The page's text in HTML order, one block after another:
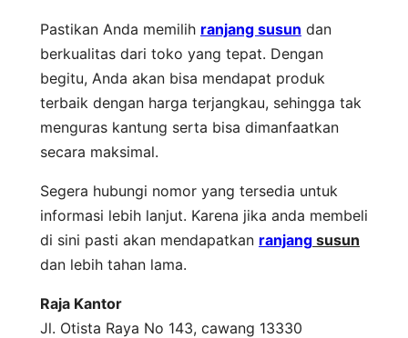
Pastikan Anda memilih ranjang susun dan
berkualitas dari toko yang tepat. Dengan
begitu, Anda akan bisa mendapat produk
terbaik dengan harga terjangkau, sehingga tak
menguras kantung serta bisa dimanfaatkan
secara maksimal.
Segera hubungi nomor yang tersedia untuk
informasi lebih lanjut. Karena jika anda membeli
di sini pasti akan mendapatkan ranjang susun
dan lebih tahan lama.
Raja Kantor
Jl. Otista Raya No 143, cawang 13330